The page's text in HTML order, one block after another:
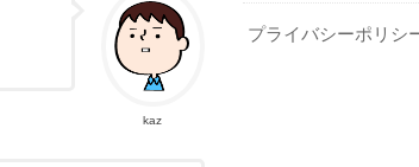
kaz
プライバシーポリシ